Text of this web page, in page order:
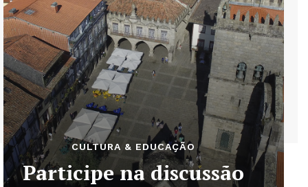
CULTURA & EDUCAÇÃO
Participe na discussão